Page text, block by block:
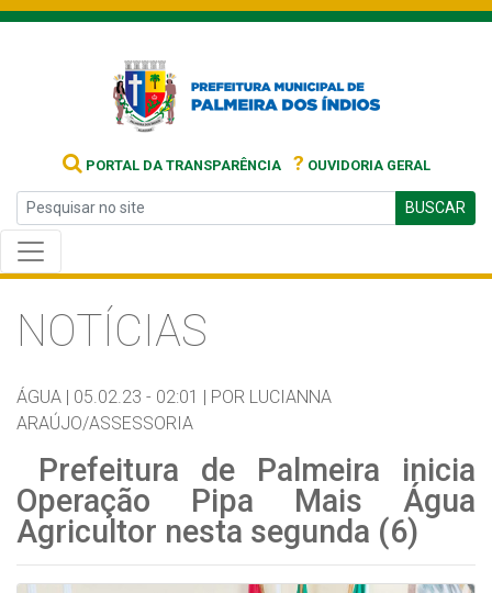
PORTAL DA TRANSPARÊNCIA ? OUVIDORIA GERAL
BUSCAR
NOTÍCIAS
ÁGUA | 05.02.23 - 02:01 | POR LUCIANNA
ARAÚJO/ASSESSORIA
Prefeitura de Palmeira inicia
Operação Pipa Mais Água
Agricultor nesta segunda (6)